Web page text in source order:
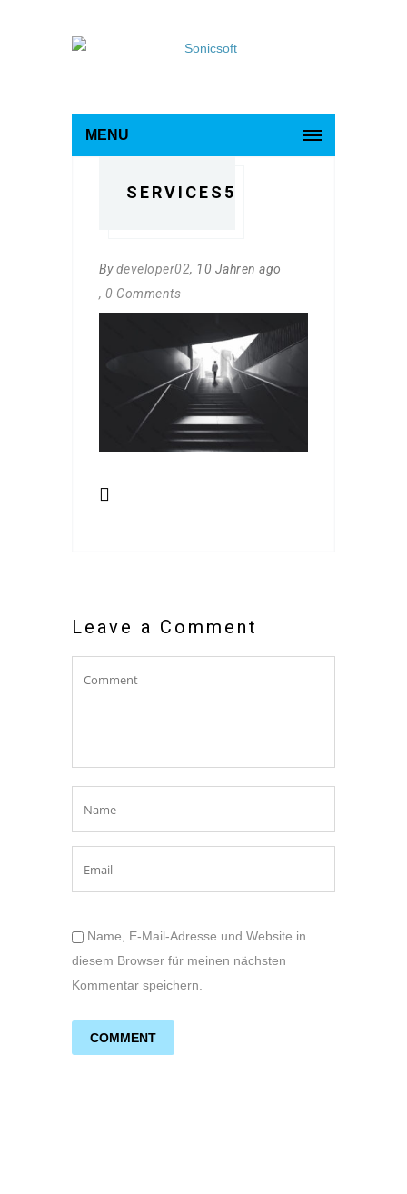
MENU
SERVICES5
By developer02, 10 Jahren ago
, 0 Comments
Leave a Comment
Name, E-Mail-Adresse und Website in
diesem Browser für meinen nächsten
Kommentar speichern.